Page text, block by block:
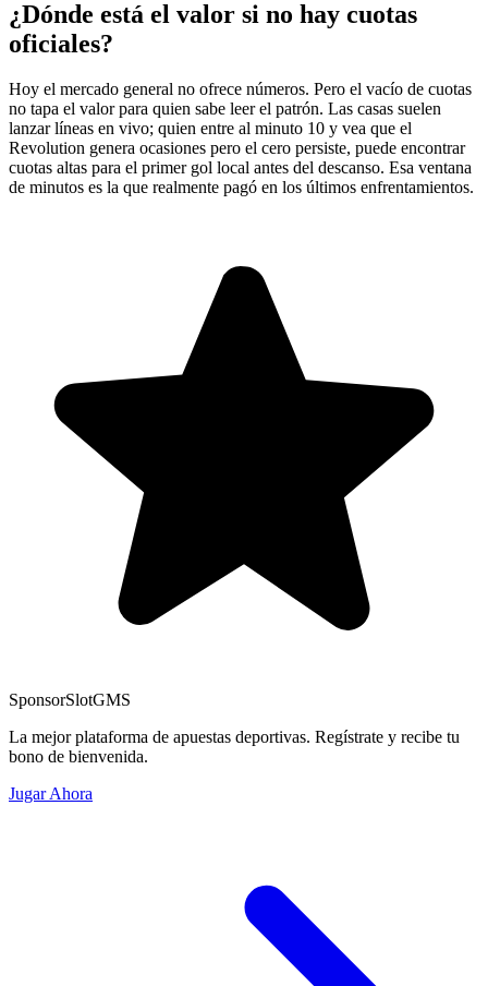
¿Dónde está el valor si no hay cuotas
oficiales?
Hoy el mercado general no ofrece números. Pero el vacío de cuotas
no tapa el valor para quien sabe leer el patrón. Las casas suelen
lanzar líneas en vivo; quien entre al minuto 10 y vea que el
Revolution genera ocasiones pero el cero persiste, puede encontrar
cuotas altas para el primer gol local antes del descanso. Esa ventana
de minutos es la que realmente pagó en los últimos enfrentamientos.
SponsorSlotGMS
La mejor plataforma de apuestas deportivas. Regístrate y recibe tu
bono de bienvenida.
Jugar Ahora